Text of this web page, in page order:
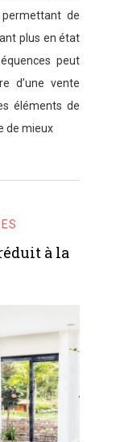
de
plus en état
peut
d’une vente
éléments de
de mieux
à la